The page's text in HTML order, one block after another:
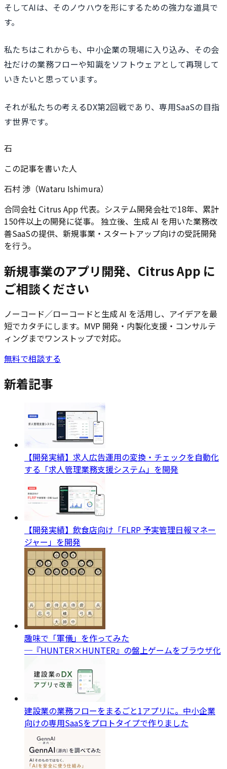
そしてAIは、そのノウハウを形にするための強力な道具で
す。
私たちはこれからも、中小企業の現場に入り込み、その会
社だけの業務フローや知識をソフトウェアとして再現して
いきたいと思っています。
それが私たちの考えるDX第2回戦であり、専用SaaSの目指
す世界です。
石
この記事を書いた人
石村 渉（Wataru Ishimura）
合同会社 Citrus App 代表。システム開発会社で18年、累計
150件以上の開発に従事。 独立後、生成 AI を用いた業務改
善SaaSの提供、新規事業・スタートアップ向けの受託開発
を行う。
新規事業のアプリ開発、Citrus App に
ご相談ください
ノーコード／ローコードと生成 AI を活用し、アイデアを最
短でカタチにします。MVP 開発・内製化支援・コンサルテ
ィングまでワンストップで対応。
無料で相談する
新着記事
【開発実績】求人広告運用の変換・チェックを自動化
する「求人管理業務支援システム」を開発
【開発実績】飲食店向け「FLRP 予実管理日報マネー
ジャー」を開発
趣味で「軍儀」を作ってみた
─『HUNTER×HUNTER』の盤上ゲームをブラウザ化
建設業の業務フローをまるごと1アプリに。中小企業
向けの専用SaaSをプロトタイプで作りました